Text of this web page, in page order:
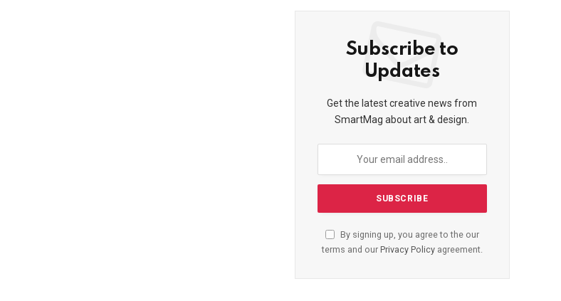
Subscribe to
Updates
Get the latest creative news from
SmartMag about art & design.
By signing up, you agree to the our
terms and our Privacy Policyagreement.